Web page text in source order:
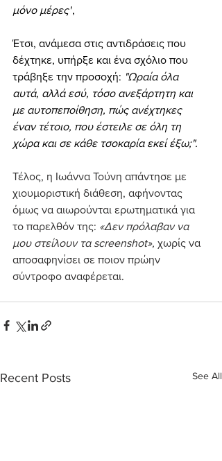
μόνο μέρες",
Έτσι, ανάμεσα στις αντιδράσεις που
δέχτηκε, υπήρξε και ένα σχόλιο που
τράβηξε την προσοχή: "Ωραία όλα
αυτά, αλλά εσύ, τόσο ανεξάρτητη και
με αυτοπεποίθηση, πώς ανέχτηκες
έναν τέτοιο, που έστειλε σε όλη τη
χώρα και σε κάθε τσοκαρία εκεί έξω;".
Τέλος, η Ιωάννα Τούνη απάντησε με
χιουμοριστική διάθεση, αφήνοντας
όμως να αιωρούνται ερωτηματικά για
το παρελθόν της: «Δεν πρόλαβαν να
μου στείλουν τα screenshot», χωρίς να
αποσαφηνίσει σε ποιον πρώην
σύντροφο αναφέρεται.
Recent Posts See All